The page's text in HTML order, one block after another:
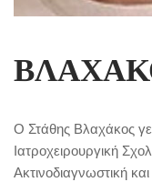
Ο Στάθης Βλαχάκος
Ιατροχειρουργική
Ακτινοδιαγνωστική